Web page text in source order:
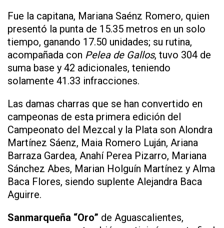
Fue la capitana, Mariana Saénz Romero, quien
presentó la punta de 15.35 metros en un solo
tiempo, ganando 17.50 unidades; su rutina,
acompañada con Pelea de Gallos, tuvo 304 de
suma base y 42 adicionales, teniendo
solamente 41.33 infracciones.
Las damas charras que se han convertido en
campeonas de esta primera edición del
Campeonato del Mezcal y la Plata son Alondra
Martínez Sáenz, Maia Romero Luján, Ariana
Barraza Gardea, Anahí Perea Pizarro, Mariana
Sánchez Abes, Marian Holguín Martínez y Alma
Baca Flores, siendo suplente Alejandra Baca
Aguirre.
Sanmarqueña “Oro” de Aguascalientes,